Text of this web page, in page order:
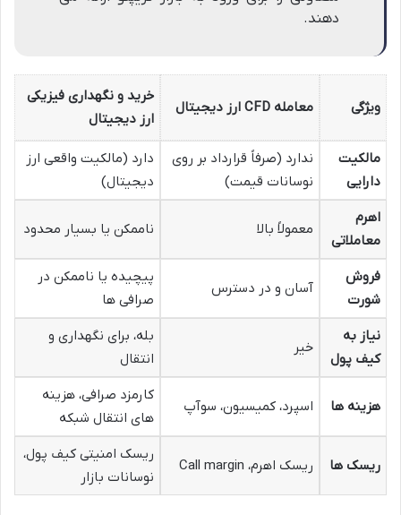
دهند.
ویژگی معامله CFD ارز دیجیتال
خرید و نگهداری فیزیکی
ارز دیجیتال
مالکیت
دارایی
ندارد (صرفاً قرارداد بر روی
نوسانات قیمت)
دارد (مالکیت واقعی ارز
دیجیتال)
اهرم
معاملاتی
معمولاً بالا ناممکن یا بسیار محدود
فروش
شورت
آسان و در دسترس
پیچیده یا ناممکن در
صرافی ها
نیاز به
کیف پول
خیر
بله، برای نگهداری و
انتقال
هزینه ها اسپرد، کمیسیون، سوآپ
کارمزد صرافی، هزینه
های انتقال شبکه
ریسک ها ریسک اهرم، Call margin
ریسک امنیتی کیف پول،
نوسانات بازار